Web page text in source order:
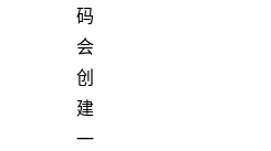
码
会
创
建
一